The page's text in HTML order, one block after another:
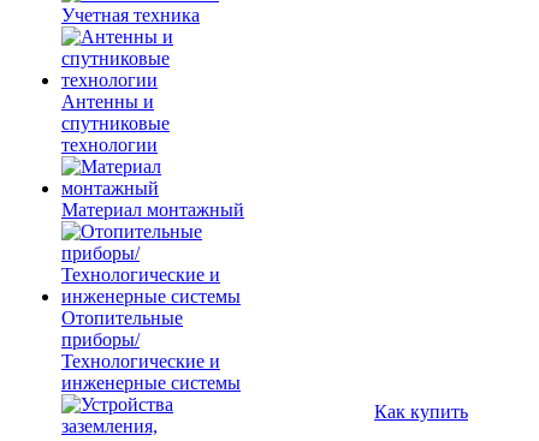
Учетная техника
Антенны и
спутниковые
технологии
Материал монтажный
Отопительные
приборы/
Технологические и
инженерные системы
Как купить